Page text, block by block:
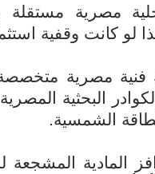
مصرية مستقلة
لو كانت وقفية
فنية مصرية
البحثية
الشمسية.
المادية